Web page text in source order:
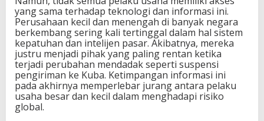
yang sama terhadap teknologi dan informasi ini.
Perusahaan kecil dan menengah di banyak negara
berkembang sering kali tertinggal dalam hal sistem
kepatuhan dan intelijen pasar. Akibatnya, mereka
justru menjadi pihak yang paling rentan ketika
terjadi perubahan mendadak seperti suspensi
pengiriman ke Kuba. Ketimpangan informasi ini
pada akhirnya memperlebar jurang antara pelaku
usaha besar dan kecil dalam menghadapi risiko
global.